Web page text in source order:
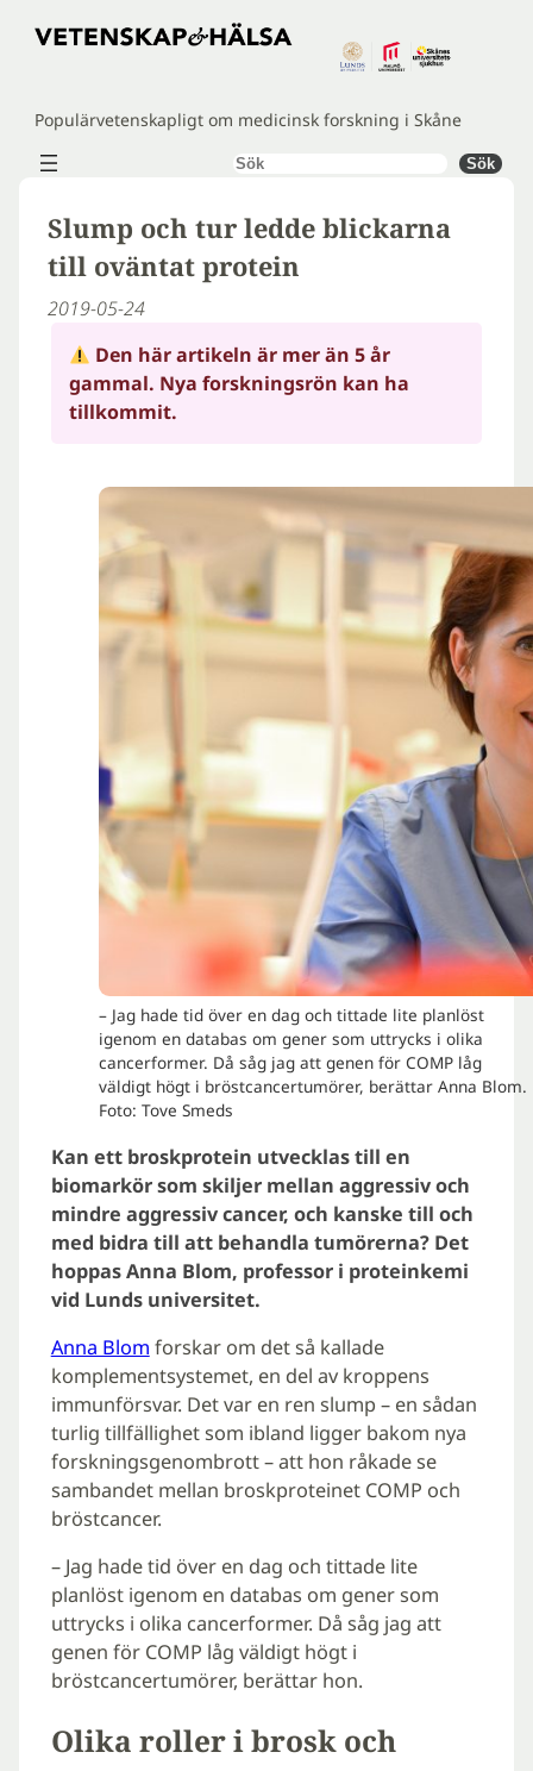
Hoppa
Populärvetenskapligt om medicinsk forskning i Skåne
Sök Sök
Slump och tur ledde blickarna
till oväntat protein
2019-05-24
Den här artikeln är mer än 5 år
gammal. Nya forskningsrön kan ha
tillkommit.
– Jag hade tid över en dag och tittade lite planlöst
igenom en databas om gener som uttrycks i olika
cancerformer. Då såg jag att genen för COMP låg
väldigt högt i bröstcancertumörer, berättar Anna Blom.
Foto: Tove Smeds
Kan ett broskprotein utvecklas till en
biomarkör som skiljer mellan aggressiv och
mindre aggressiv cancer, och kanske till och
med bidra till att behandla tumörerna? Det
hoppas Anna Blom, professor i proteinkemi
vid Lunds universitet.
Anna Blom forskar om det så kallade
komplementsystemet, en del av kroppens
immunförsvar. Det var en ren slump – en sådan
turlig tillfällighet som ibland ligger bakom nya
forskningsgenombrott – att hon råkade se
sambandet mellan broskproteinet COMP och
bröstcancer.
– Jag hade tid över en dag och tittade lite
planlöst igenom en databas om gener som
uttrycks i olika cancerformer. Då såg jag att
genen för COMP låg väldigt högt i
bröstcancertumörer, berättar hon.
Olika roller i brosk och